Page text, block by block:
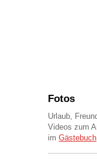
Fotos
Urlaub,
Videos zum
im Gästebuch